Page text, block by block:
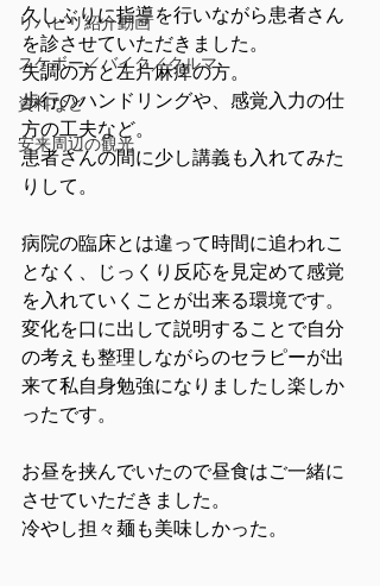
リハビリ紹介動画
スケボー／バイク／クルマ
資料など
安来周辺の観光
久しぶりに指導を行いながら患者さん
を診させていただきました。
失調の方と左片麻痺の方。
歩行のハンドリングや、感覚入力の仕
方の工夫など。
患者さんの間に少し講義も入れてみた
りして。
病院の臨床とは違って時間に追われこ
となく、じっくり反応を見定めて感覚
を入れていくことが出来る環境です。
変化を口に出して説明することで自分
の考えも整理しながらのセラピーが出
来て私自身勉強になりましたし楽しか
ったです。
お昼を挟んでいたので昼食はご一緒に
させていただきました。
冷やし担々麺も美味しかった。